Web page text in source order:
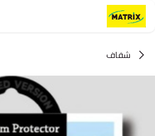
تخطي للذهاب إلى المحتوى
شفاف